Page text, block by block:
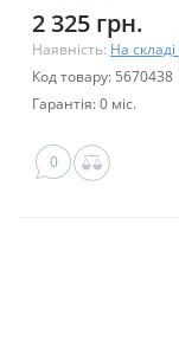
2 325 грн.
Наявність: На
Код товару: 5670438
Гарантія: 0 міс.
0